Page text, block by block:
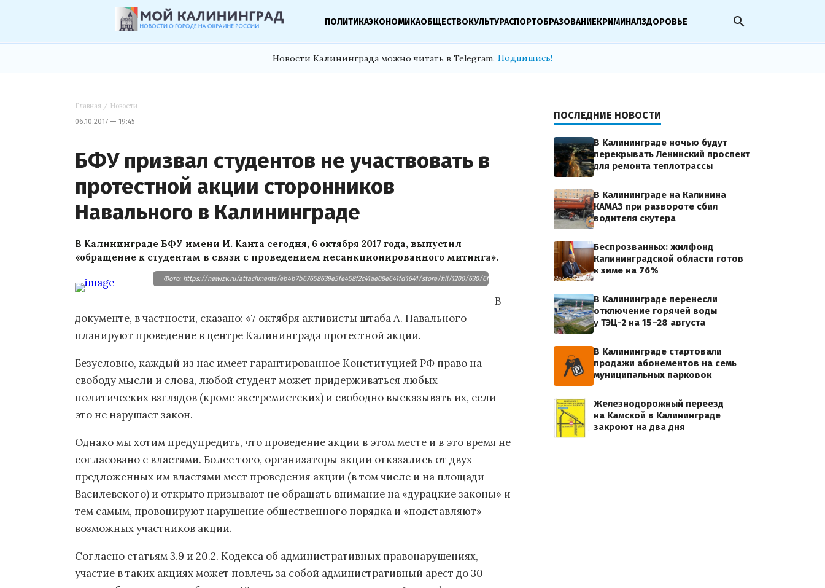
ПОЛИТИКАЭКОНОМИКАОБЩЕСТВОКУЛЬТУРАСПОРТОБРАЗОВАНИЕКРИМИНАЛЗДОРОВЬЕ search
Новости Калининграда можно читать в Telegram. Подпишись!
Главная / Новости
06.10.2017 — 19:45
БФУ призвал студентов не участвовать в
протестной акции сторонников
Навального в Калининграде
В Калининграде БФУ имени И. Канта сегодня, 6 октября 2017 года, выпустил
«обращение к студентам в связи с проведением несанкционированного митинга».
Фото: https://newizv.ru/attachments/eb4b7b67658639e5fe458f2c41ae08e641fd1641/store/fill/1200/630/6f34761cdb21b20aa32983e4c381002c10bf87905f0a8109a2070bb4a24b/a33a596352ec80e3e92aba3d9e2e3570.jpg
В
документе, в частности, сказано: «7 октября активисты штаба А. Навального
планируют проведение в центре Калининграда протестной акции.
Безусловно, каждый из нас имеет гарантированное Конституцией РФ право на
свободу мысли и слова, любой студент может придерживаться любых
политических взглядов (кроме экстремистских) и свободно высказывать их, если
это не нарушает закон.
Однако мы хотим предупредить, что проведение акции в этом месте и в это время не
согласовано с властями. Более того, организаторы акции отказались от двух
предложенных им властями мест проведения акции (в том числе и на площади
Василевского) и открыто призывают не обращать внимание на «дурацкие законы» и
тем самым, провоцируют нарушение общественного порядка и «подставляют»
возможных участников акции.
Согласно статьям 3.9 и 20.2. Кодекса об административных правонарушениях,
участие в таких акциях может повлечь за собой административный арест до 30
ПОСЛЕДНИЕ НОВОСТИ
В Калининграде ночью будут
перекрывать Ленинский проспект
для ремонта теплотрассы
В Калининграде на Калинина
КАМАЗ при развороте сбил
водителя скутера
Беспрозванных: жилфонд
Калининградской области готов
к зиме на 76%
В Калининграде перенесли
отключение горячей воды
у ТЭЦ-2 на 15–28 августа
В Калининграде стартовали
продажи абонементов на семь
муниципальных парковок
Железнодорожный переезд
на Камской в Калининграде
закроют на два дня